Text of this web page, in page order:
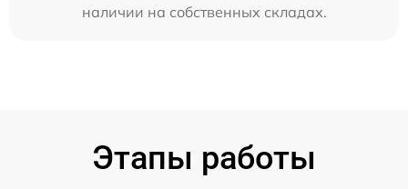
наличии на собственных складах.
Этапы работы